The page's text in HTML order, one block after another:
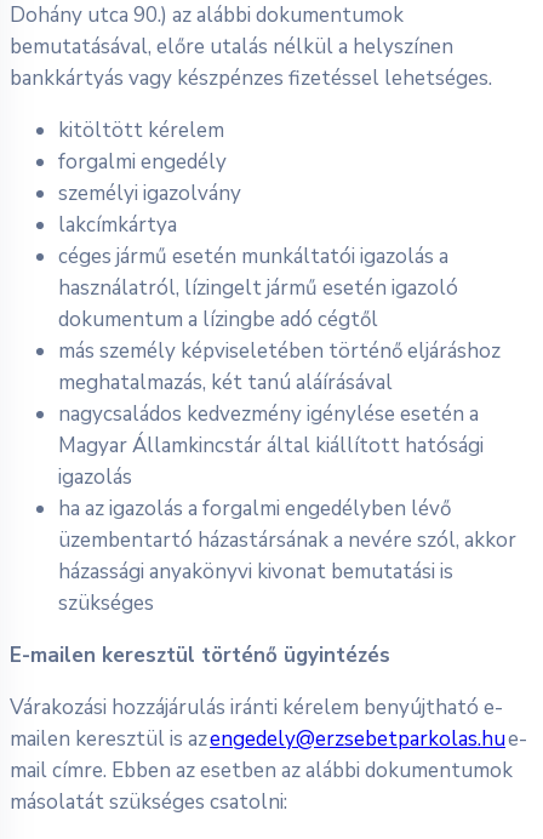
Dohány utca 90.) az alábbi dokumentumok
bemutatásával, előre utalás nélkül a helyszínen
bankkártyás vagy készpénzes fizetéssel lehetséges.
kitöltött kérelem
forgalmi engedély
személyi igazolvány
lakcímkártya
céges jármű esetén munkáltatói igazolás a
használatról, lízingelt jármű esetén igazoló
dokumentum a lízingbe adó cégtől
más személy képviseletében történő eljáráshoz
meghatalmazás, két tanú aláírásával
nagycsaládos kedvezmény igénylése esetén a
Magyar Államkincstár által kiállított hatósági
igazolás
ha az igazolás a forgalmi engedélyben lévő
üzembentartó házastársának a nevére szól, akkor
házassági anyakönyvi kivonat bemutatási is
szükséges
E-mailen keresztül történő ügyintézés
Várakozási hozzájárulás iránti kérelem benyújtható e-
mailen keresztül is azengedely@erzsebetparkolas.hue-
mail címre. Ebben az esetben az alábbi dokumentumok
másolatát szükséges csatolni: